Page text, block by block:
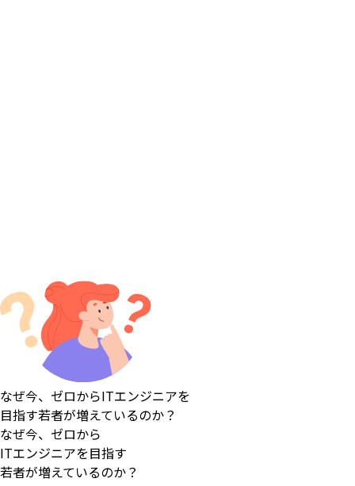
Main Wrapper
なぜ今、ゼロからITエンジニアを
目指す若者が増えているのか？
なぜ今、ゼロから
ITエンジニアを目指す
若者が増えているのか？